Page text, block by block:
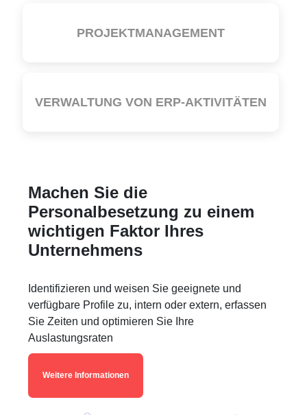
PROJEKTMANAGEMENT
VERWALTUNG VON ERP-AKTIVITÄTEN
Machen Sie die
Personalbesetzung zu einem
wichtigen Faktor Ihres
Unternehmens
Identifizieren und weisen Sie geeignete und
verfügbare Profile zu, intern oder extern, erfassen
Sie Zeiten und optimieren Sie Ihre
Auslastungsraten
Weitere Informationen